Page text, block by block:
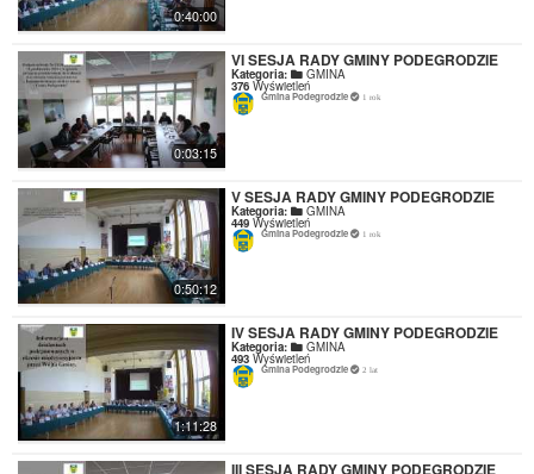
0:40:00
0:03:15
VI SESJA RADY GMINY PODEGRODZIE
Kategoria: GMINA
376 Wyświetleń
Gmina Podegrodzie 1 rok
0:50:12
V SESJA RADY GMINY PODEGRODZIE
Kategoria: GMINA
449 Wyświetleń
Gmina Podegrodzie 1 rok
1:11:28
IV SESJA RADY GMINY PODEGRODZIE
Kategoria: GMINA
493 Wyświetleń
Gmina Podegrodzie 2 lat
III SESJA RADY GMINY PODEGRODZIE